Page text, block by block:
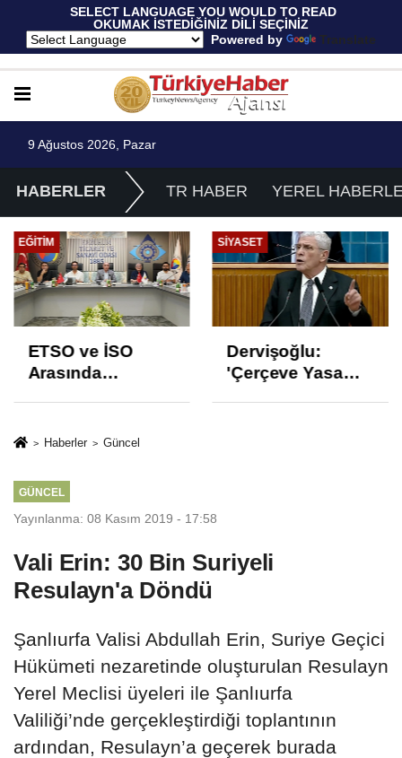
SELECT LANGUAGE YOU WOULD TO READ
OKUMAK İSTEDİĞİNİZ DİLİ SEÇİNİZ
Powered by
Translate
9 Ağustos 2026, Pazar
HABERLER TR HABER YEREL
EĞITIM
ETSO ve İSO
Arasında
Protokolü
SIYASET
Dervişoğlu:
'Çerçeve Yasa
Haberler Güncel
GÜNCEL
Yayınlanma: 08 Kasım 2019 - 17:58
Vali Erin: 30 Bin Suriyeli
Resulayn'a Döndü
Şanlıurfa Valisi Abdullah Erin, Suriye Geçici
Hükümeti nezaretinde oluşturulan Resulayn
Yerel Meclisi üyeleri ile Şanlıurfa
Valiliği’nde gerçekleştirdiği toplantının
ardından, Resulayn’a geçerek burada